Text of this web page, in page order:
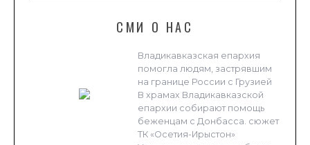
СМИ О НАС
Владикавказская епархия
помогла людям, застрявшим
на границе России с Грузией
В храмах Владикавказской
епархии собирают помощь
беженцам с Донбасса. сюжет
ТК «Осетия-Ирыстон»